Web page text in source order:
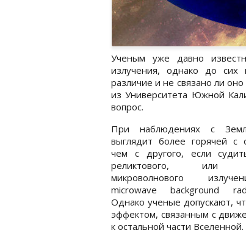
Ученым уже давно
излучения, однако до сих
различие и не связано ли
из Университета Южной
вопрос.
При наблюдениях с
выглядит более горячей с
чем с другого, если
реликтового, или
микроволнового
microwave background
Однако ученые допускают,
эффектом, связанным с
к остальной части Вселенной.